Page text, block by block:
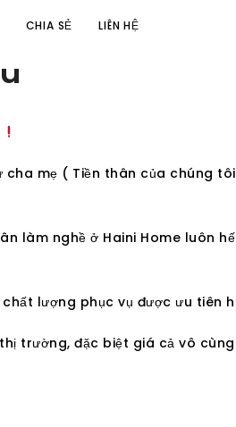
CHIA SẺ LIÊN HỆ
mẹ ( Tiền thân của chúng
làm nghề ở Haini Home luôn
lượng phục vụ được ưu tiên
trường, đặc biệt giá cả vô